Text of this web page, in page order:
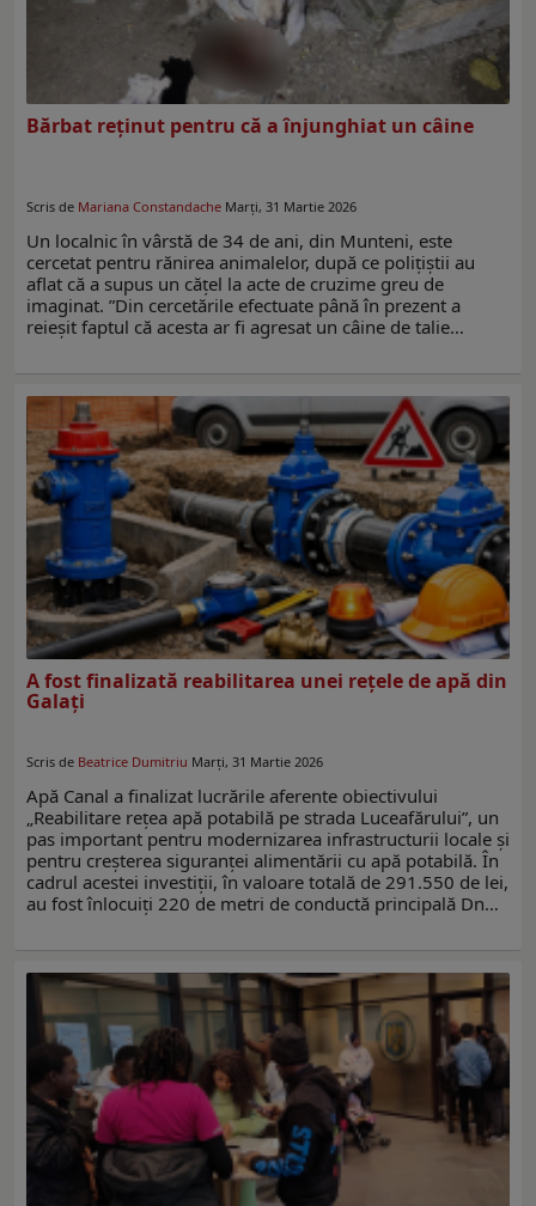
Bărbat reținut pentru că a înjunghiat un câine
Scris de Mariana Constandache Marți, 31 Martie 2026
Un localnic în vârstă de 34 de ani, din Munteni, este
cercetat pentru rănirea animalelor, după ce polițiștii au
aflat că a supus un cățel la acte de cruzime greu de
imaginat. ”Din cercetările efectuate până în prezent a
reieșit faptul că acesta ar fi agresat un câine de talie…
A fost finalizată reabilitarea unei rețele de apă din
Galați
Scris de Beatrice Dumitriu Marți, 31 Martie 2026
Apă Canal a finalizat lucrările aferente obiectivului
„Reabilitare rețea apă potabilă pe strada Luceafărului”, un
pas important pentru modernizarea infrastructurii locale și
pentru creșterea siguranței alimentării cu apă potabilă. În
cadrul acestei investiții, în valoare totală de 291.550 de lei,
au fost înlocuiţi 220 de metri de conductă principală Dn…